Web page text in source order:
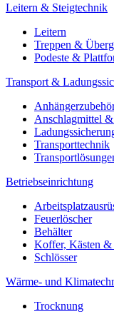
Leitern & Steigtechnik
Leitern
Treppen &
Podeste &
Transport &
Anschlagmittel
Transporttechnik
Betriebseinrichtung
Feuerlöscher
Behälter
Koffer, Kästen &
Schlösser
Wärme- und
Trocknung